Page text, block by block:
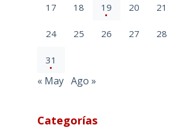
17 18 19 20 21
24 25 26 27 28
31
« May Ago »
Categorías